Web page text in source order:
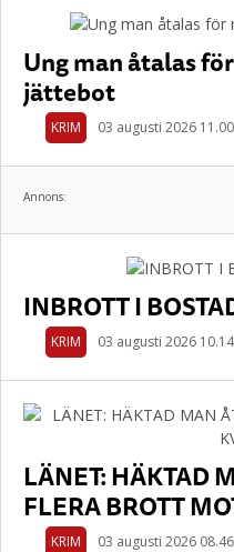
Ung man åtalas
jättebot
KRIM 03 augusti 2026 11.00
Annons:
INBROTT I
KRIM 03 augusti 2026 10.14
LÄNET: HÄKTAD
FLERA BROTT
KRIM 03 augusti 2026 08.46